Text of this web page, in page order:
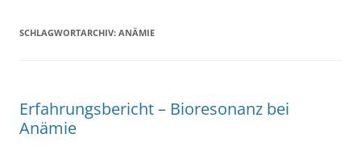
SCHLAGWORTARCHIV: ANÄMIE
Erfahrungsbericht – Bioresonanz bei
Anämie